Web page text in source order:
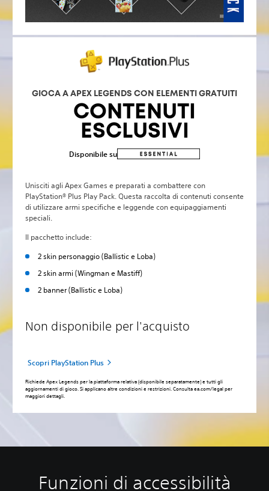
GIOCA A APEX LEGENDS CON ELEMENTI GRATUITI
CONTENUTI
ESCLUSIVI
Disponibile su
Unisciti agli Apex Games e preparati a combattere con
PlayStation® Plus Play Pack. Questa raccolta di contenuti consente
di utilizzare armi specifiche e leggende con equipaggiamenti
speciali.
Il pacchetto include:
‎2 skin personaggio (Ballistic e Loba)
‎2 skin armi (Wingman e Mastiff)
‎2 banner (Ballistic e Loba)
Non disponibile per l'acquisto
Scopri PlayStation Plus
Richiede Apex Legends per la piattaforma relativa (disponibile separatamente) e tutti gli
aggiornamenti di gioco. Si applicano altre condizioni e restrizioni. Consulta ea.com/legal per
maggiori dettagli.
Funzioni di accessibilità
A
A
S
R
P
T